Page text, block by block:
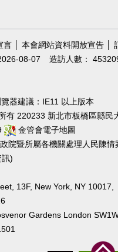
言 本會網站資料開放宣告
造訪人數：
08-07
器建議：IE11 以上版本
有 220233 新北市板橋區縣民
金管會電子地圖
院暨所屬各機關處理人民陳情
)
13F, New York, NY 10017,
Gardens London